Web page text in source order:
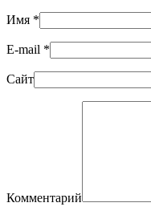
Имя *
E-mail *
Сайт
Комментарий